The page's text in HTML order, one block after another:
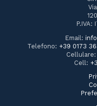
P.IVA:
Email:
Telefono: +39 0173
Cellulare:
Cell: